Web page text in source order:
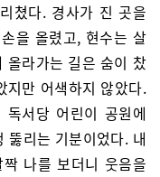
쳤다. 경사가 진 곳을
을 올렸고, 현수는 살
올라가는 길은 숨이 찼
지만 어색하지 않았다.
서당 어린이 공원에
뚫리는 기분이었다. 내
나를 보더니 웃음을